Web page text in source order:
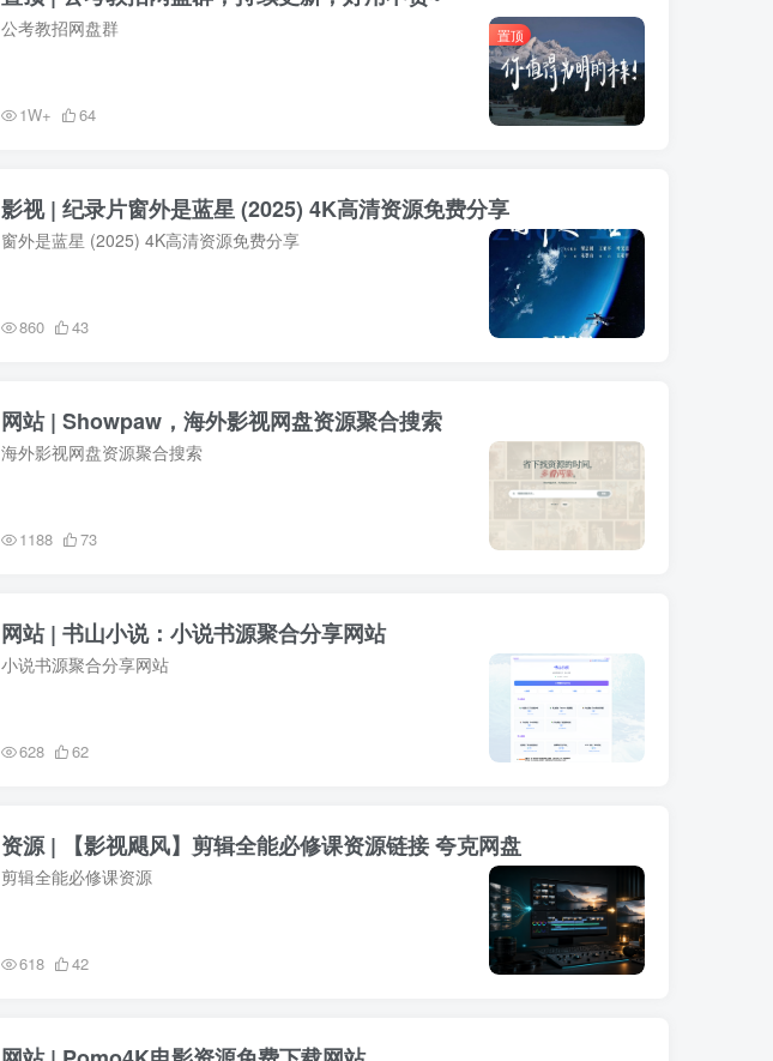
置顶
公考教招网盘群
1W+ 64
影视 | 纪录片窗外是蓝星 (2025) 4K高清资源免费分享
窗外是蓝星 (2025) 4K高清资源免费分享
860 43
网站 | Showpaw，海外影视网盘资源聚合搜索
海外影视网盘资源聚合搜索
1188 73
网站 | 书山小说：小说书源聚合分享网站
小说书源聚合分享网站
628 62
资源 | 【影视飓风】剪辑全能必修课资源链接 夸克网盘
剪辑全能必修课资源
618 42